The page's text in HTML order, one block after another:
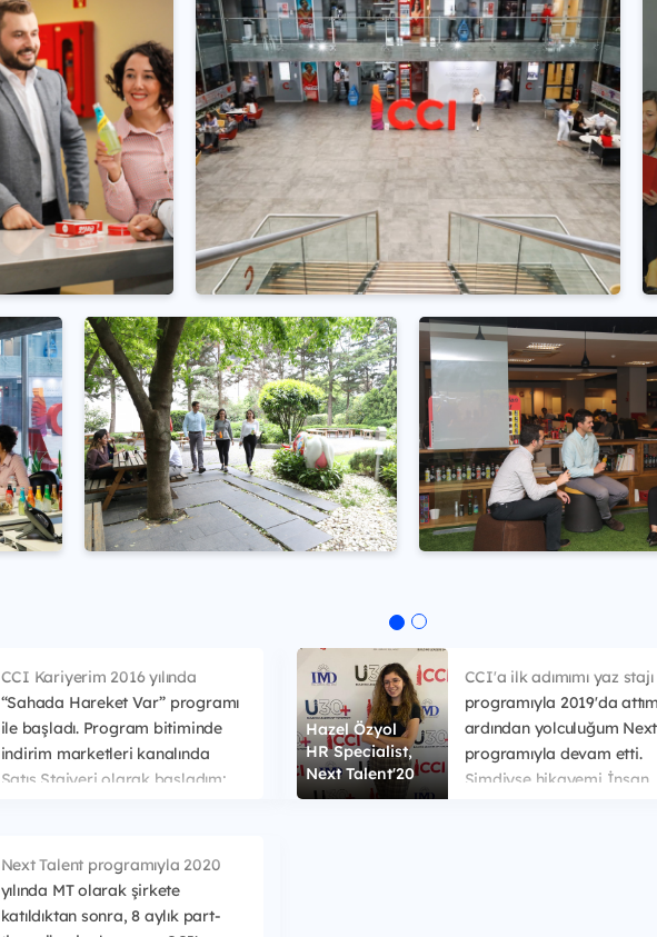
CCI Kariyerim 2016 yılında
“Sahada Hareket Var” programı
ile başladı. Program bitiminde
indirim marketleri kanalında
Satış Stajyeri olarak başladım;
organizasyondaki birimlerin
sorumluluklarını öğrendim. Benim
için çok yararlı olup gelecekte
başlayacak olan iş hayatım için
Hazel Özyol
HR Specialist,
Next Talent'20
CCI'a ilk adımımı yaz stajı
programıyla 2019'da
ardından yolculuğum
programıyla devam etti.
Şimdiyse hikayemi İnsan
Next Talent programıyla 2020
yılında MT olarak şirkete
katıldıktan sonra, 8 aylık part-